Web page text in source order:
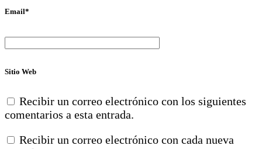
Email*
Sitio Web
Recibir un correo electrónico con los siguientes
comentarios a esta entrada.
Recibir un correo electrónico con cada nueva